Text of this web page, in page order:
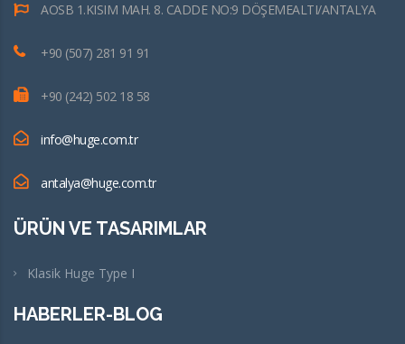
AOSB 1.KISIM MAH. 8. CADDE NO:9 DÖŞEMEALTI/ANTALYA
+90 (507) 281 91 91
+90 (242) 502 18 58
info@huge.com.tr
antalya@huge.com.tr
ÜRÜN VE TASARIMLAR
Klasik Huge Type I
HABERLER-BLOG